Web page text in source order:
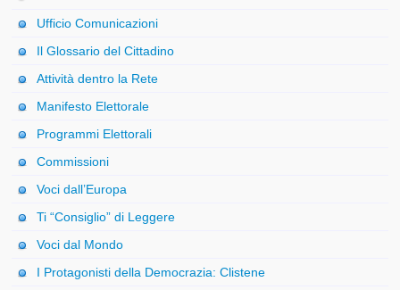
Ufficio Comunicazioni
Il Glossario del Cittadino
Attività dentro la Rete
Manifesto Elettorale
Programmi Elettorali
Commissioni
Voci dall’Europa
Ti “Consiglio” di Leggere
Voci dal Mondo
I Protagonisti della Democrazia: Clistene